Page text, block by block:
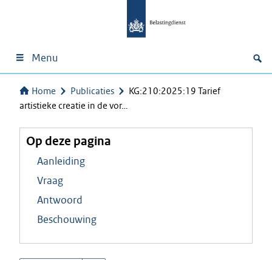
Menu
Home Publicaties
KG:210:2025:19 Tarief
artistieke creatie in de vor…
Op deze pagina
Aanleiding
Vraag
Antwoord
Beschouwing